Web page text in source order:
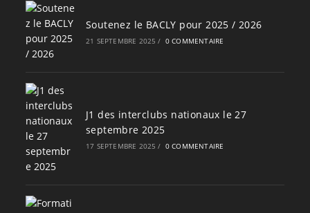
Soutenez le BACLY pour 2025 / 2026
21 SEPTEMBRE 2025 / 0 COMMENTAIRE
J1 des interclubs nationaux le 27
septembre 2025
17 SEPTEMBRE 2025 / 0 COMMENTAIRE